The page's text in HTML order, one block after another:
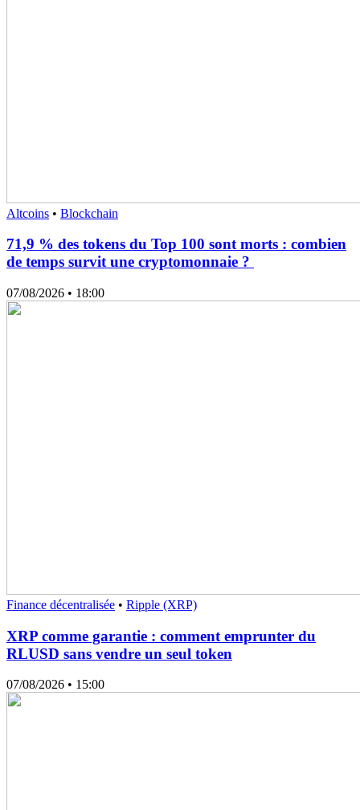
Altcoins • Blockchain
71,9 % des tokens du Top 100 sont morts : combien
de temps survit une cryptomonnaie ?
07/08/2026 • 18:00
Finance décentralisée • Ripple (XRP)
XRP comme garantie : comment emprunter du
RLUSD sans vendre un seul token
07/08/2026 • 15:00